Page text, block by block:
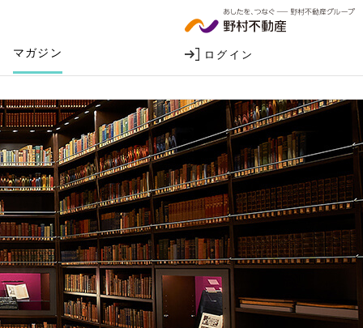
マガジン ログイン